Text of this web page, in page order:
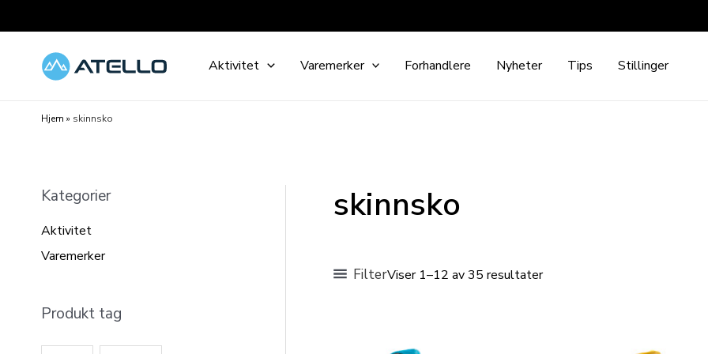
rett
innholdet
Aktivitet Varemerker Forhandlere Nyheter Tips Stillinger
Hjem » skinnsko
Kategorier
Aktivitet
Varemerker
Produkt tag
skinnsko
FilterViser 1–12 av 35 resultater